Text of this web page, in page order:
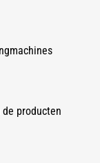
producten